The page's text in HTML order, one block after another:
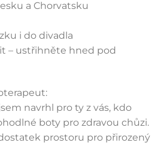
a Chorvatsku
i do divadla
– ustřihněte hned pod
navrhl pro ty z vás, kdo
boty pro zdravou chůzi.
prostoru pro přirozený